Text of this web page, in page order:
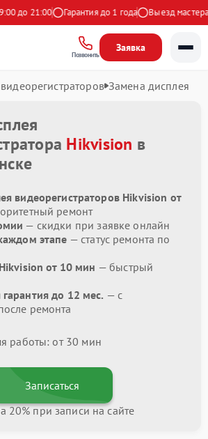
до 21:00 Гарантия до 1 года Выезд мастера
Позвонить
Заявка
Замена дисплея
Hikvision в
видеорегистраторов Hikvision от
ремонт
— скидки при заявке онлайн
этапе — статус ремонта по
от 10 мин — быстрый
до 12 мес. — с
ремонта
работы: от 30 мин
Записаться
20% при записи на сайте